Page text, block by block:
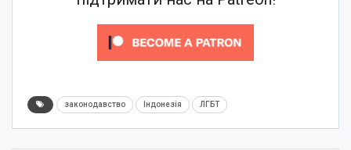
законодавство Індонезія ЛГБТ